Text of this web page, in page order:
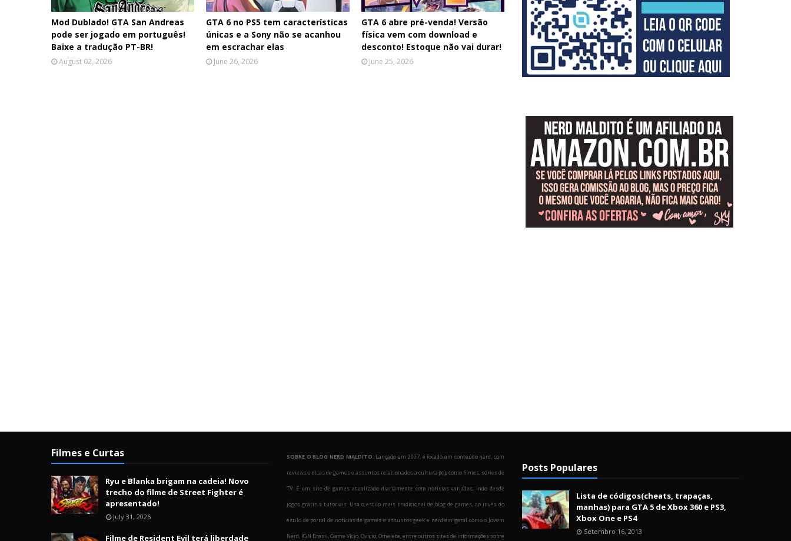
Mod Dublado! GTA San Andreas
pode ser jogado em português!
Baixe a tradução PT-BR!
August 02, 2026
GTA 6 no PS5 tem características
únicas e a Sony não se acanhou
em escrachar elas
June 26, 2026
GTA 6 abre pré-venda! Versão
física vem com download e
desconto! Estoque não vai durar!
June 25, 2026
Filmes e Curtas
Ryu e Blanka brigam na cadeia! Novo
trecho do filme de Street Fighter é
apresentado!
July 31, 2026
Filme de Resident Evil terá liberdade
SOBRE O BLOG NERD MALDITO: Lançado em 2007, é focado em conteúdo nerd, com
reviews e dicas de games e assuntos relacionados a cultura pop como filmes, séries de
TV. É um site de games atualizado diariamente com notícias variadas, indo desde
jogos grátis a tutoriais. Usa o estilo mais tradicional de blog de games, ao invés do
estilo de portal de notícias de games e assuntos geek e nerd em geral como o Jovem
Nerd, IGN Brasil, Game Vicio, Ovicio, Omelete, entre outros sites de informações sobre
Posts Populares
Lista de códigos(cheats, trapaças,
manhas) para GTA 5 de Xbox 360 e PS3,
Xbox One e PS4
Setembro 16, 2013